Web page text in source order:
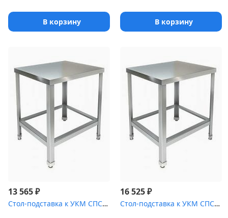
В корзину В корзину
13 565₽
Стол-подставка к УКМ СПС-311/500
16 525₽
Стол-подставка к УКМ СПС-111/500